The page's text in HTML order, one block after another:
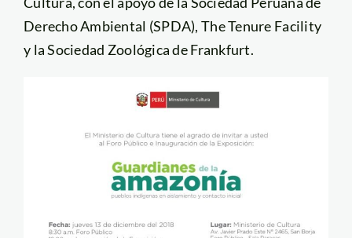
Derecho Ambiental (SPDA), The Tenure Facility
y la Sociedad Zoológica de Frankfurt.